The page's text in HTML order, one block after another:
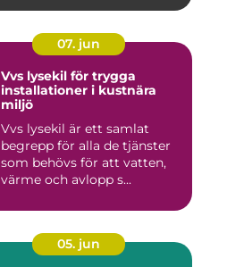
07. jun
Vvs lysekil för trygga
installationer i kustnära
miljö
Vvs lysekil är ett samlat
begrepp för alla de tjänster
som behövs för att vatten,
värme och avlopp s...
05. jun